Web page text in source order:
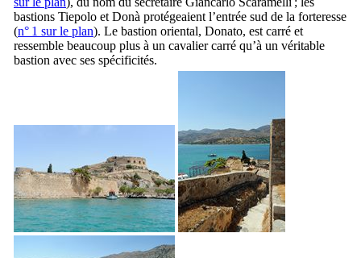
bastions Tiepolo et Donà protégeaient l’entrée sud de la forteresse
(n° 1 sur le plan). Le bastion oriental, Donato, est carré et
ressemble beaucoup plus à un cavalier carré qu’à un véritable
bastion avec ses spécificités.